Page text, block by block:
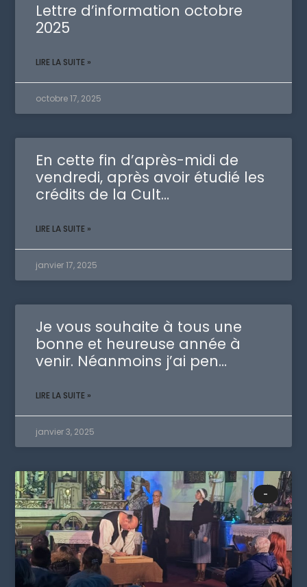
Lettre d’information octobre
2025
LIRE LA SUITE »
octobre 17, 2025
En cette fin d’après-midi de
vendredi, après avoir étudié les
crédits de la Cult…
LIRE LA SUITE »
janvier 17, 2025
Je vous souhaite à tous une
bonne et heureuse année à
venir. Néanmoins j’ai pen…
LIRE LA SUITE »
janvier 3, 2025
-